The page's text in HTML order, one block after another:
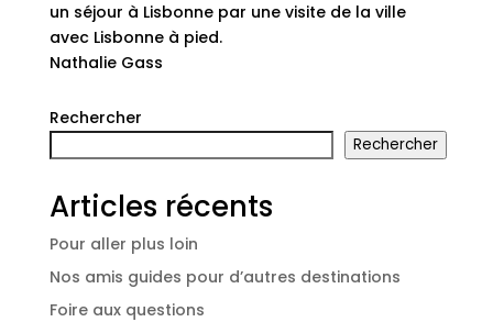
un séjour à Lisbonne par une visite de la ville
avec Lisbonne à pied.
Nathalie Gass
Rechercher
Rechercher
Articles récents
Pour aller plus loin
Nos amis guides pour d’autres destinations
Foire aux questions